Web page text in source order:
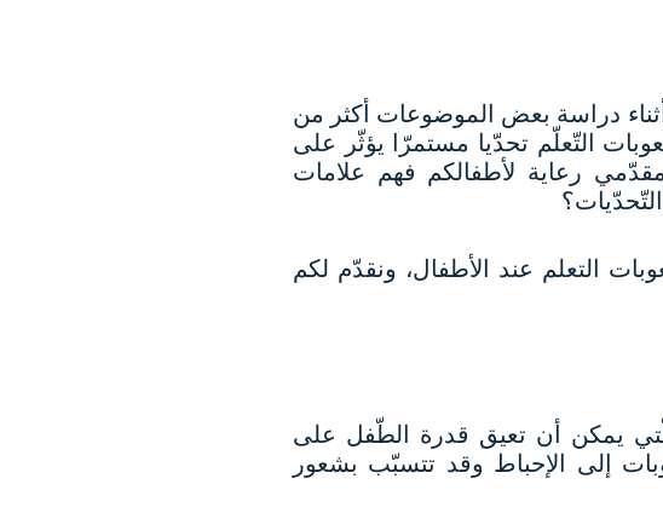
دراسة بعض الموضوعات أكثر من
التّعلّم تحدّيا مستمرّا يؤثّر على
رعاية لأطفالكم فهم علامات
التعلم عند الأطفال، ونقدّم لكم
يمكن أن تعيق قدرة الطّفل على
إلى الإحباط وقد تتسبّب بشعور